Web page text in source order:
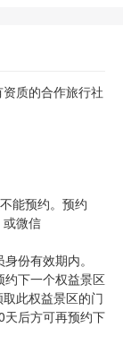
质的合作旅行社
能预约。预约
或微信
份有效期内。
约下一个权益景区
此权益景区的门
天后方可再预约下